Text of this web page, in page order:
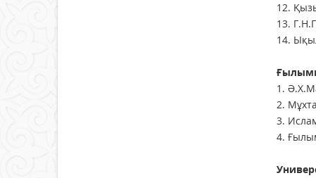
12.
13.
14.
1.
2.
3.
4.